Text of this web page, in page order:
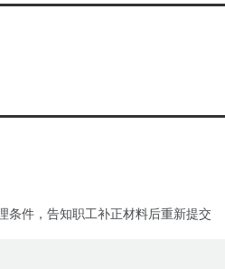
条件，告知职工补正材料后重新提交